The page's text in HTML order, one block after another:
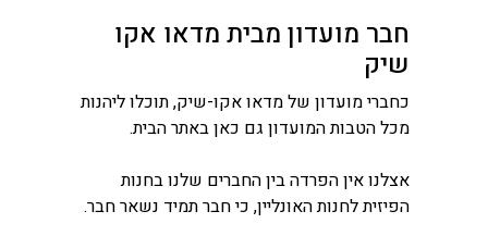
חבר מועדון מבית מדאו אקו
שיק
כחברי מועדון של מדאו אקו-שיק, תוכלו ליהנות
מכל הטבות המועדון גם כאן באתר הבית.
אצלנו אין הפרדה בין החברים שלנו בחנות
הפיזית לחנות האונליין, כי חבר תמיד נשאר חבר.